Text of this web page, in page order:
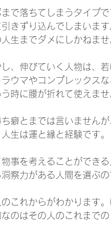
で落ちてしまうタイプ
きずり込んでしまいます
生までダメにしかねませ
、伸びていく人物は、
ウマやコンプレックス
時に腰が折れて使えませ
癖とまでは言いません
生は運と縁と経験です。
事を考えることができ
察力がある人間を選ぶの
これからがわかります
のはその人のこれまでの